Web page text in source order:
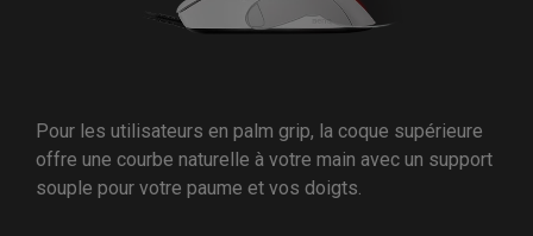
Pour les utilisateurs en palm grip, la coque supérieure
offre une courbe naturelle à votre main avec un support
souple pour votre paume et vos doigts.